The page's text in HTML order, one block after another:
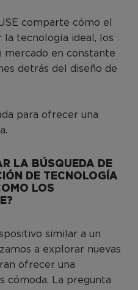
comparte cómo el
la tecnología ideal, los
mercado en constante
detrás del diseño de
para ofrecer una
LA BÚSQUEDA DE
DE TECNOLOGÍA
LOS
similar a un
a explorar nuevas
ofrecer una
cómoda. La pregunta